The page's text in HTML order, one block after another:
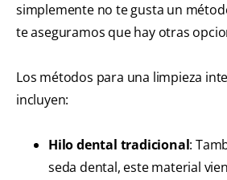
simplemente no te gusta un
te aseguramos que hay otras
Los métodos para una limpieza
incluyen:
Hilo dental tradicional:
seda dental, este material